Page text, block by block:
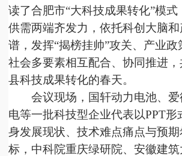
读了合肥市“大科技成果转化”模
供需两端齐发力，依托科创大脑
谱，发挥“揭榜挂帅”攻关、产业
社会多要素相互配合、协同推进
县科技成果转化的春天。
会议现场，国轩动力电池、
电等一批科技型企业代表以PPT形
身发展现状、技术难点痛点与预期
标，中科院重庆绿研院、安徽建